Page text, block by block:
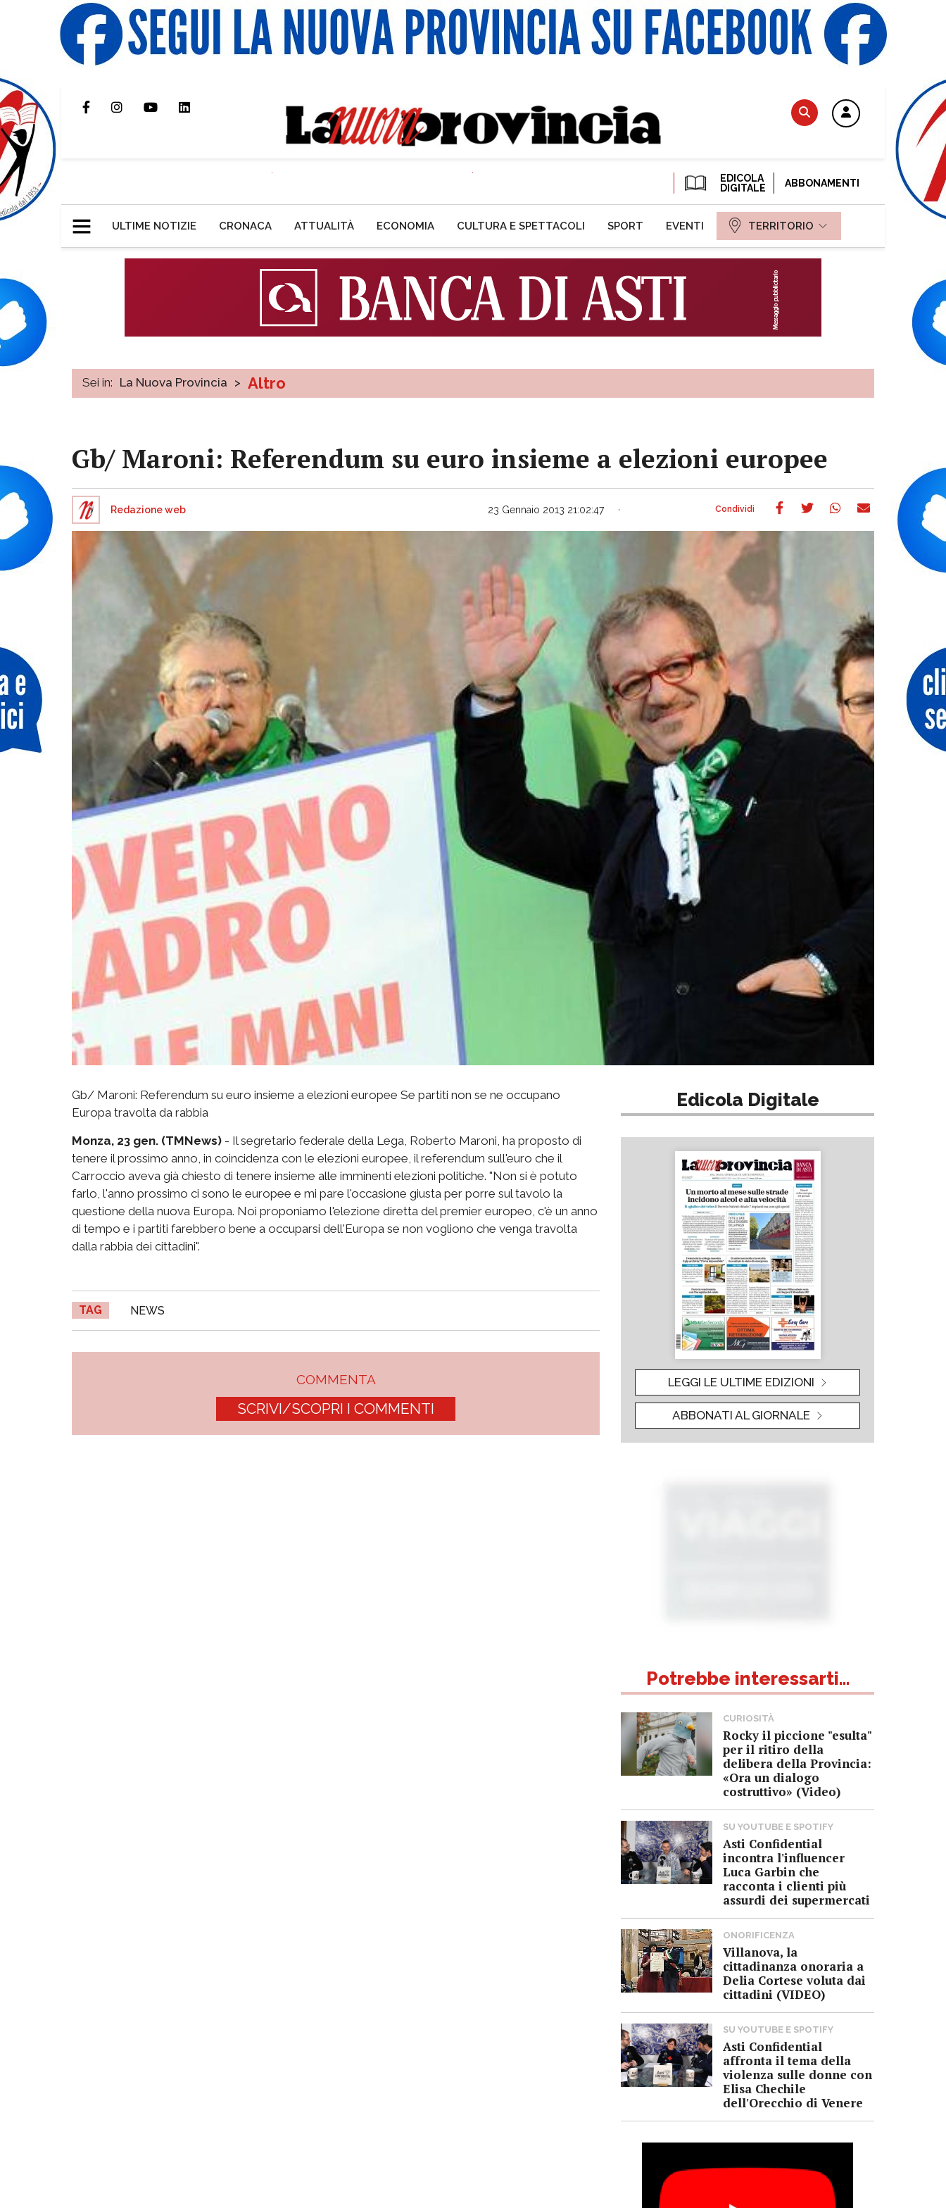
EDICOLA
DIGITALE
ABBONAMENTI
ULTIME NOTIZIE CRONACA ATTUALITÀ ECONOMIA CULTURA E SPETTACOLI SPORT EVENTI TERRITORIO
Sei in: La Nuova Provincia > Altro
Gb/ Maroni: Referendum su euro insieme a elezioni europee
Redazione web 23 Gennaio 2013 21:02:47
Gb/ Maroni: Referendum su euro insieme a elezioni europee Se partiti non se ne occupano
Europa travolta da rabbia
Monza, 23 gen. (TMNews) - Il segretario federale della Lega, Roberto Maroni, ha proposto di
tenere il prossimo anno, in coincidenza con le elezioni europee, il referendum sull'euro che il
Carroccio aveva già chiesto di tenere insieme alle imminenti elezioni politiche. "Non si è potuto
farlo, l'anno prossimo ci sono le europee e mi pare l'occasione giusta per porre sul tavolo la
questione della nuova Europa. Noi proponiamo l'elezione diretta del premier europeo, c'è un anno
di tempo e i partiti farebbero bene a occuparsi dell'Europa se non vogliono che venga travolta
dalla rabbia dei cittadini".
TAG NEWS
COMMENTA
SCRIVI/SCOPRI I COMMENTI
Edicola Digitale
LEGGI LE ULTIME EDIZIONI
ABBONATI AL GIORNALE
Potrebbe interessarti...
CURIOSITÀ
Rocky il piccione "esulta"
per il ritiro della
delibera della Provincia:
«Ora un dialogo
costruttivo» (Video)
SU YOUTUBE E SPOTIFY
Asti Confidential
incontra l'influencer
Luca Garbin che
racconta i clienti più
assurdi dei supermercati
ONORIFICENZA
Villanova, la
cittadinanza onoraria a
Delia Cortese voluta dai
cittadini (VIDEO)
SU YOUTUBE E SPOTIFY
Asti Confidential
affronta il tema della
violenza sulle donne con
Elisa Chechile
dell'Orecchio di Venere